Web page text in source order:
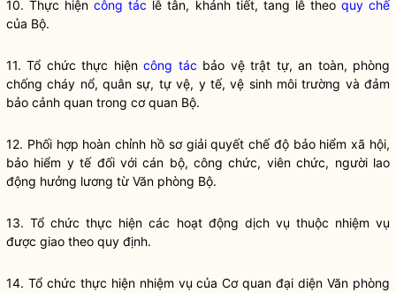
10. Thực hiệncông tác lễ tân, khánh tiết, tang lễ theo quy chế
của Bộ.
11. Tổ chức thực hiệncông tác bảo vệ trật tự, an toàn, phòng
chống cháy nổ, quân sự, tự vệ, y tế, vệ sinh môi trường và đảm
bảo cảnh quan trong cơ quan Bộ.
12. Phối hợp hoàn chỉnh hồ sơ giải quyết chế độ bảo hiểm xã hội,
bảo hiểm y tế đối với cán bộ, công chức, viên chức, người lao
động hưởng lương từ Văn phòng Bộ.
13. Tổ chức thực hiện các hoạt động dịch vụ thuộc nhiệm vụ
được giao theo quy định.
14. Tổ chức thực hiện nhiệm vụ của Cơ quan đại diện Văn phòng